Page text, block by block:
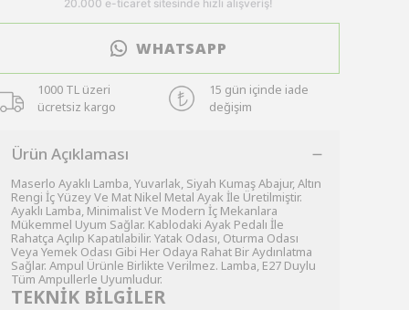
WHATSAPP
1000 TL üzeri
ücretsiz kargo
15 gün içinde iade
değişim
Ürün Açıklaması
Maserlo Ayaklı Lamba, Yuvarlak, Siyah Kumaş Abajur, Altın
Rengi İç Yüzey Ve Mat Nikel Metal Ayak İle Üretilmiştir.
Ayaklı Lamba, Minimalist Ve Modern İç Mekanlara
Mükemmel Uyum Sağlar. Kablodaki Ayak Pedalı İle
Rahatça Açılıp Kapatılabilir. Yatak Odası, Oturma Odası
Veya Yemek Odası Gibi Her Odaya Rahat Bir Aydınlatma
Sağlar. Ampul Ürünle Birlikte Verilmez. Lamba, E27 Duylu
Tüm Ampullerle Uyumludur.
TEKNİK BİLGİLER